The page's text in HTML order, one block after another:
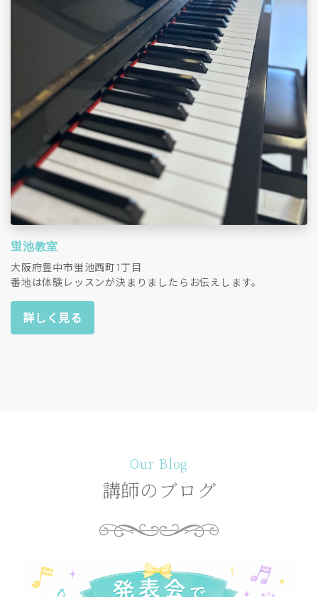
蛍池教室
大阪府豊中市蛍池西町1丁目
番地は体験レッスンが決まりましたらお伝えします。
詳しく見る
Our Blog
講師のブログ